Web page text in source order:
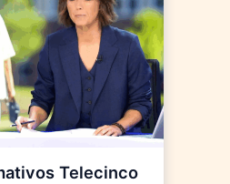
Telecinco